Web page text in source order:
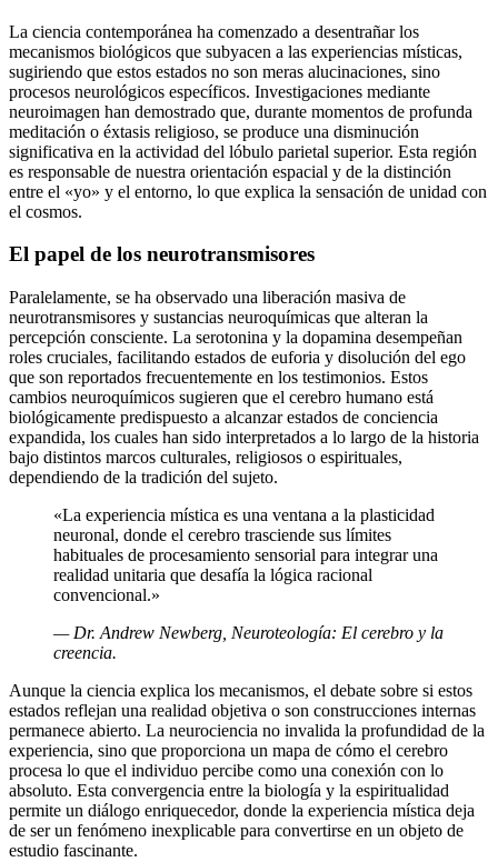
La ciencia contemporánea ha comenzado a desentrañar los
mecanismos biológicos que subyacen a las experiencias místicas,
sugiriendo que estos estados no son meras alucinaciones, sino
procesos neurológicos específicos. Investigaciones mediante
neuroimagen han demostrado que, durante momentos de profunda
meditación o éxtasis religioso, se produce una disminución
significativa en la actividad del lóbulo parietal superior. Esta región
es responsable de nuestra orientación espacial y de la distinción
entre el «yo» y el entorno, lo que explica la sensación de unidad con
el cosmos.
El papel de los neurotransmisores
Paralelamente, se ha observado una liberación masiva de
neurotransmisores y sustancias neuroquímicas que alteran la
percepción consciente. La serotonina y la dopamina desempeñan
roles cruciales, facilitando estados de euforia y disolución del ego
que son reportados frecuentemente en los testimonios. Estos
cambios neuroquímicos sugieren que el cerebro humano está
biológicamente predispuesto a alcanzar estados de conciencia
expandida, los cuales han sido interpretados a lo largo de la historia
bajo distintos marcos culturales, religiosos o espirituales,
dependiendo de la tradición del sujeto.
«La experiencia mística es una ventana a la plasticidad
neuronal, donde el cerebro trasciende sus límites
habituales de procesamiento sensorial para integrar una
realidad unitaria que desafía la lógica racional
convencional.»
— Dr. Andrew Newberg, Neuroteología: El cerebro y la
creencia.
Aunque la ciencia explica los mecanismos, el debate sobre si estos
estados reflejan una realidad objetiva o son construcciones internas
permanece abierto. La neurociencia no invalida la profundidad de la
experiencia, sino que proporciona un mapa de cómo el cerebro
procesa lo que el individuo percibe como una conexión con lo
absoluto. Esta convergencia entre la biología y la espiritualidad
permite un diálogo enriquecedor, donde la experiencia mística deja
de ser un fenómeno inexplicable para convertirse en un objeto de
estudio fascinante.